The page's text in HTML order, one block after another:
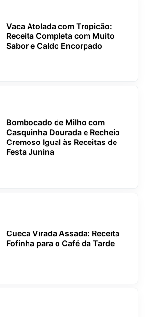
Vaca Atolada com Tropicão:
Receita Completa com Muito
Sabor e Caldo Encorpado
Bombocado de Milho com
Casquinha Dourada e Recheio
Cremoso Igual às Receitas de
Festa Junina
Cueca Virada Assada: Receita
Fofinha para o Café da Tarde